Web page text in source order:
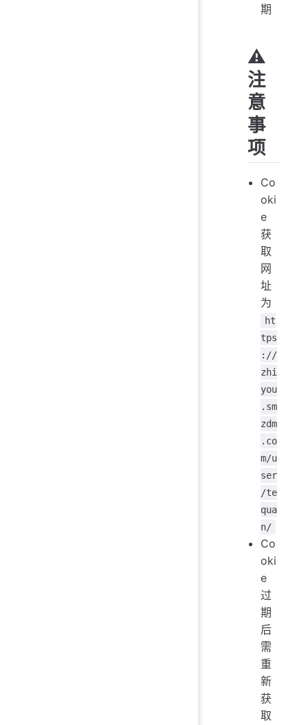
期
⚠️
注
意
事
项
Co
oki
e
获
取
网
址
为
ht
tps
://
zhi
you
.sm
zdm
.co
m/u
ser
/te
qua
n/
Co
oki
e
过
期
后
需
重
新
获
取